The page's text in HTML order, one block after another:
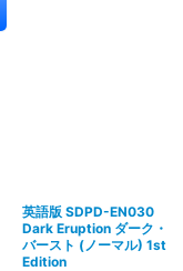
英語版 SDPD-EN030
Dark Eruption ダーク・
バースト (ノーマル) 1st
Edition